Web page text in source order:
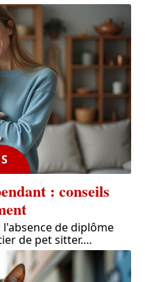
: conseils
de diplôme
de pet sitter.…